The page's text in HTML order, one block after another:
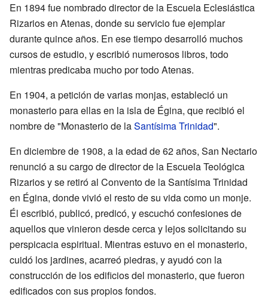
En 1894 fue nombrado director de la Escuela Eclesiástica
Rizarios en Atenas, donde su servicio fue ejemplar
durante quince años. En ese tiempo desarrolló muchos
cursos de estudio, y escribió numerosos libros, todo
mientras predicaba mucho por todo Atenas.
En 1904, a petición de varias monjas, estableció un
monasterio para ellas en la isla de Égina, que recibió el
nombre de "Monasterio de laSantísima Trinidad".
En diciembre de 1908, a la edad de 62 años, San Nectario
renunció a su cargo de director de la Escuela Teológica
Rizarios y se retiró al Convento de la Santísima Trinidad
en Égina, donde vivió el resto de su vida como un monje.
Él escribió, publicó, predicó, y escuchó confesiones de
aquellos que vinieron desde cerca y lejos solicitando su
perspicacia espiritual. Mientras estuvo en el monasterio,
cuidó los jardines, acarreó piedras, y ayudó con la
construcción de los edificios del monasterio, que fueron
edificados con sus propios fondos.